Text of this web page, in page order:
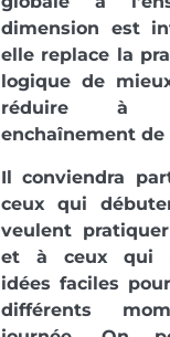
dimension est
elle replace la
logique de
réduire à
enchaînement de
Il conviendra
ceux qui
veulent
et à ceux qui
idées faciles
différents